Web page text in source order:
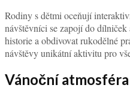
Rodiny s dětmi oceňují
návštěvníci se zapojí do
historie a obdivovat rukodělné
návštěvy unikátní aktivitu pro
Vánoční